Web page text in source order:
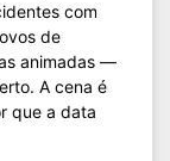
com
de
animadas —
A cena é
que a data